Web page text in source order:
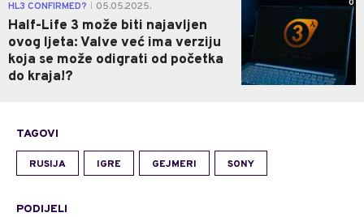
HL3 CONFIRMED? 05.05.2025.
Half-Life 3 može biti najavljen
ovog ljeta: Valve već ima verziju
koja se može odigrati od početka
do kraja!?
0
TAGOVI
RUSIJA IGRE GEJMERI SONY
PODIJELI